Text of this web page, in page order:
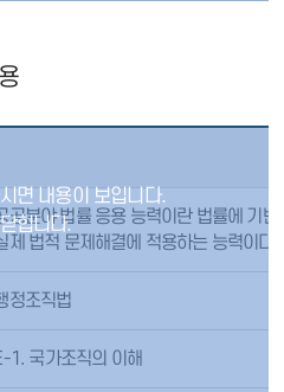
공분야 법률 응용 능력이란 법률에 기
제 법적 문제해결에 적용하는 능력이다
정조직법
1. 국가조직의 이해